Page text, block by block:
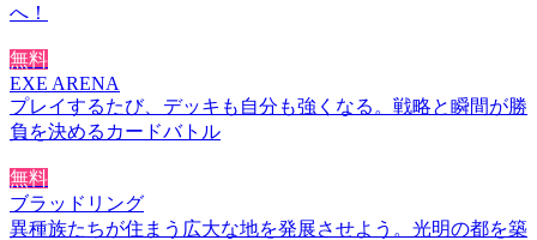
へ！
無料
EXE ARENA
プレイするたび、デッキも自分も強くなる。戦略と瞬間が勝
負を決めるカードバトル
無料
ブラッドリング
異種族たちが住まう広大な地を発展させよう。光明の都を築